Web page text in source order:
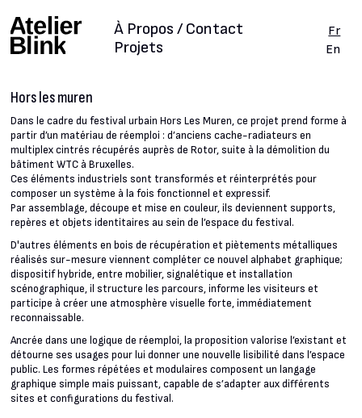
Projets
À Propos / Contact
Fr
En
Hors les muren
Dans le cadre du festival urbain Hors Les Muren, ce projet prend forme à
partir d’un matériau de réemploi : d’anciens cache-radiateurs en
multiplex cintrés récupérés auprès de Rotor, suite à la démolition du
bâtiment WTC à Bruxelles.
Ces éléments industriels sont transformés et réinterprétés pour
composer un système à la fois fonctionnel et expressif.
Par assemblage, découpe et mise en couleur, ils deviennent supports,
repères et objets identitaires au sein de l’espace du festival.
D'autres éléments en bois de récupération et piètements métalliques
réalisés sur-mesure viennent compléter ce nouvel alphabet graphique;
dispositif hybride, entre mobilier, signalétique et installation
scénographique, il structure les parcours, informe les visiteurs et
participe à créer une atmosphère visuelle forte, immédiatement
reconnaissable.
Ancrée dans une logique de réemploi, la proposition valorise l’existant et
détourne ses usages pour lui donner une nouvelle lisibilité dans l’espace
public. Les formes répétées et modulaires composent un langage
graphique simple mais puissant, capable de s’adapter aux différents
sites et configurations du festival.